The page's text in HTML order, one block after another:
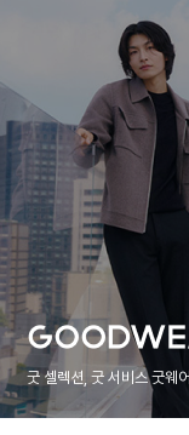
굿 셀렉션, 굿 서비스 굿웨